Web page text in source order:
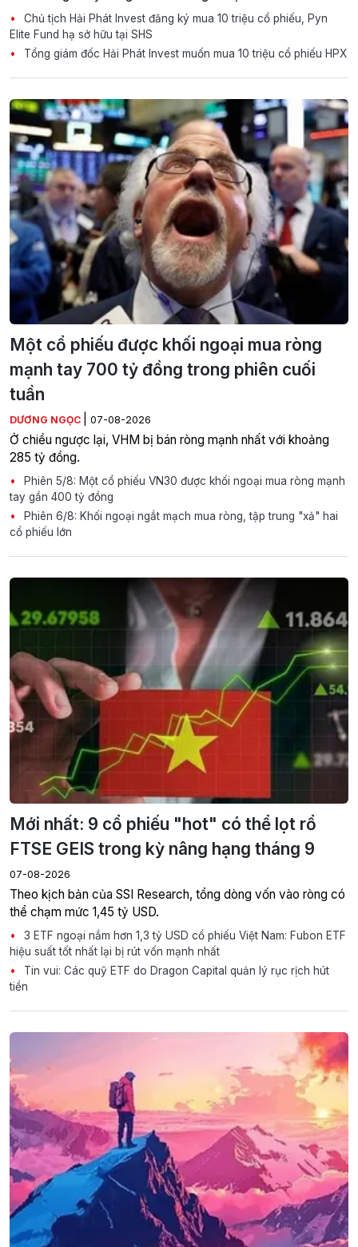
Chủ tịch Hải Phát Invest đăng ký mua 10 triệu cổ phiếu, Pyn
Elite Fund hạ sở hữu tại SHS
Tổng giám đốc Hải Phát Invest muốn mua 10 triệu cổ phiếu HPX
Một cổ phiếu được khối ngoại mua ròng
mạnh tay 700 tỷ đồng trong phiên cuối
tuần
DƯƠNG NGỌC 07-08-2026
Ở chiều ngược lại, VHM bị bán ròng mạnh nhất với khoảng
285 tỷ đồng.
Phiên 5/8: Một cổ phiếu VN30 được khối ngoại mua ròng mạnh
tay gần 400 tỷ đồng
Phiên 6/8: Khối ngoại ngắt mạch mua ròng, tập trung "xả" hai
cổ phiếu lớn
Mới nhất: 9 cổ phiếu "hot" có thể lọt rổ
FTSE GEIS trong kỳ nâng hạng tháng 9
07-08-2026
Theo kịch bản của SSI Research, tổng dòng vốn vào ròng có
thể chạm mức 1,45 tỷ USD.
3 ETF ngoại nắm hơn 1,3 tỷ USD cổ phiếu Việt Nam: Fubon ETF
hiệu suất tốt nhất lại bị rút vốn mạnh nhất
Tin vui: Các quỹ ETF do Dragon Capital quản lý rục rịch hút
tiền